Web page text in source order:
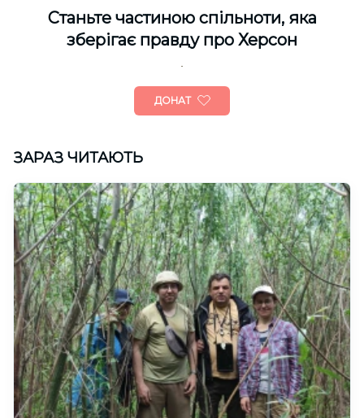
Cтаньте частиною спільноти, яка
зберігає правду про Херсон
ДОНАТ
ЗАРАЗ ЧИТАЮТЬ